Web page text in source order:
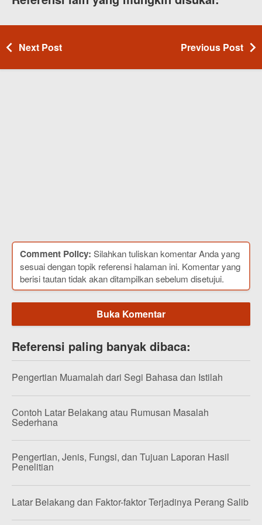
Next Post Previous Post
Comment Policy: Silahkan tuliskan komentar Anda yang
sesuai dengan topik referensi halaman ini. Komentar yang
berisi tautan tidak akan ditampilkan sebelum disetujui.
Buka Komentar
Referensi paling banyak dibaca:
Pengertian Muamalah dari Segi Bahasa dan Istilah
Contoh Latar Belakang atau Rumusan Masalah
Sederhana
Pengertian, Jenis, Fungsi, dan Tujuan Laporan Hasil
Penelitian
Latar Belakang dan Faktor-faktor Terjadinya Perang Salib